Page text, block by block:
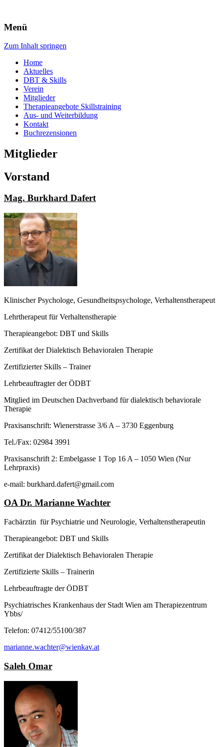
ÖDBT.at
Menü
Zum Inhalt springen
Home
Aktuelles
DBT & Skills
Verein
Mitglieder
Therapieangebote Skillstraining
Aus- und Weiterbildung
Kontakt
Buchrezensionen
Mitglieder
Vorstand
Mag. Burkhard Dafert
Klinischer Psychologe, Gesundheitspsychologe, Verhaltenstherapeut
Lehrtherapeut für Verhaltenstherapie
Therapieangebot: DBT und Skills
Zertifikat der Dialektisch Behavioralen Therapie
Zertifizierter Skills – Trainer
Lehrbeauftragter der ÖDBT
Mitglied im Deutschen Dachverband für dialektisch behaviorale
Therapie
Praxisanschrift: Wienerstrasse 3/6 A – 3730 Eggenburg
Tel./Fax: 02984 3991
Praxisanschrift 2: Embelgasse 1 Top 16 A – 1050 Wien (Nur
Lehrpraxis)
e-mail: burkhard.dafert@gmail.com
OA Dr. Marianne Wachter
Fachärztin für Psychiatrie und Neurologie, Verhaltenstherapeutin
Therapieangebot: DBT und Skills
Zertifikat der Dialektisch Behavioralen Therapie
Zertifizierte Skills – Trainerin
Lehrbeauftragte der ÖDBT
Psychiatrisches Krankenhaus der Stadt Wien am Therapiezentrum
Ybbs/
Telefon: 07412/55100/387
marianne.wachter@wienkav.at
Saleh Omar